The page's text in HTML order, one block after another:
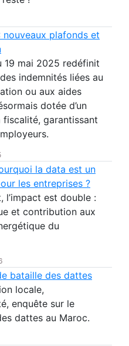
nouveaux plafonds et
19 mai 2025 redéfinit
indemnités liées au
ou aux aides
dotée d’un
garantissant
la data est un
les entreprises ?
l’impact est double :
et contribution aux
du
bataille des dattes
locale,
enquête sur le
dattes au Maroc.